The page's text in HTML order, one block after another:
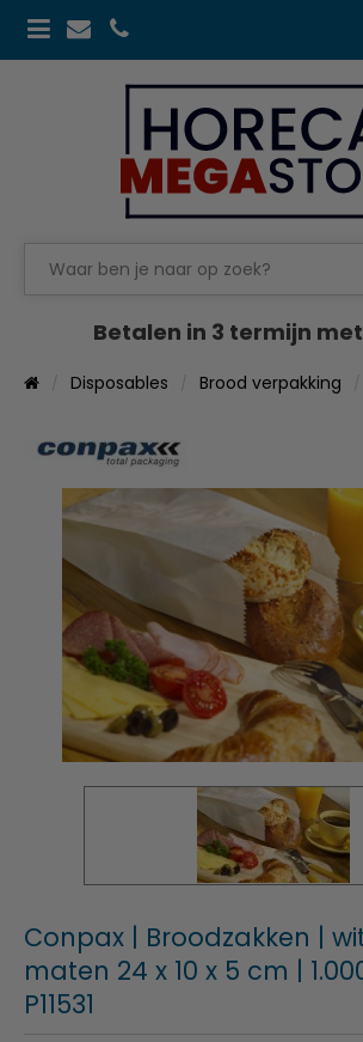
Betalen in 3 termijn met
Disposables Brood verpakking
Conpax | Broodzakken |
maten 24 x 10 x 5 cm |
P11531